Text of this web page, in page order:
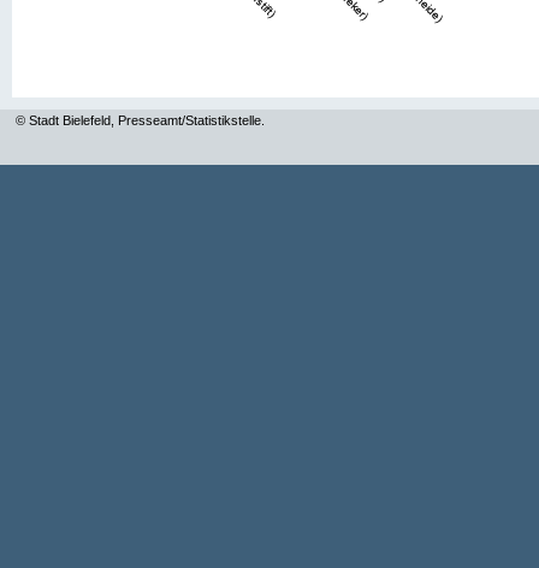
© Stadt Bielefeld, Presseamt/Statistikstelle.